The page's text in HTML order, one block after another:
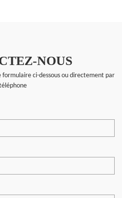
NOUS
formulaire ci-dessous ou directement par